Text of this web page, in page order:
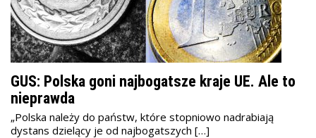
GUS: Polska goni najbogatsze kraje UE. Ale to
nieprawda
„Polska należy do państw, które stopniowo nadrabiają
dystans dzielący je od najbogatszych […]